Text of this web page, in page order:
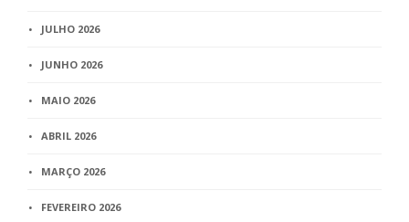
JULHO 2026
JUNHO 2026
MAIO 2026
ABRIL 2026
MARÇO 2026
FEVEREIRO 2026